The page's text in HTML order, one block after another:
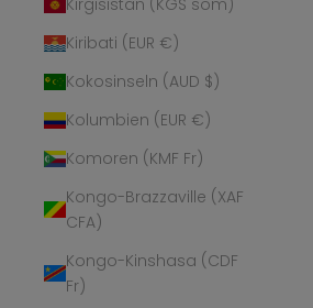
Kiribati (EUR €)
Kokosinseln (AUD $)
Kolumbien (EUR €)
Komoren (KMF Fr)
Kongo-Brazzaville (XAF
CFA)
Kongo-Kinshasa (CDF
Fr)